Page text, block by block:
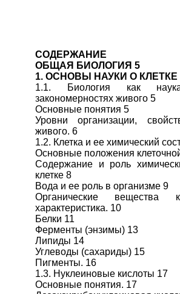
СОДЕРЖАНИЕ
ОБЩАЯ БИОЛОГИЯ 5
1. ОСНОВЫ НАУКИ О КЛЕТКЕ
1.1. Биология как
закономерностях живого 5
Основные понятия 5
Уровни организации,
живого. 6
1.2. Клетка и ее химический
Основные положения
Содержание и роль
клетке 8
Вода и ее роль в организме 9
Органические вещества
характеристика. 10
Белки 11
Ферменты (энзимы) 13
Липиды 14
Углеводы (сахариды) 15
Пигменты. 16
1.3. Нуклеиновые кислоты 17
Основные понятия. 17